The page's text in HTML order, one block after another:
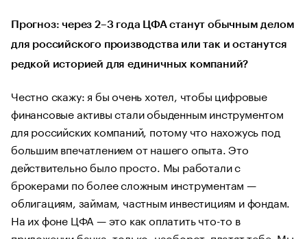
Прогноз: через 2–3 года ЦФА станут обычным делом
для российского производства или так и останутся
редкой историей для единичных компаний?
Честно скажу: я бы очень хотел, чтобы цифровые
финансовые активы стали обыденным инструментом
для российских компаний, потому что нахожусь под
большим впечатлением от нашего опыта. Это
действительно было просто. Мы работали с
брокерами по более сложным инструментам —
облигациям, займам, частным инвестициям и фондам.
На их фоне ЦФА — это как оплатить что-то в